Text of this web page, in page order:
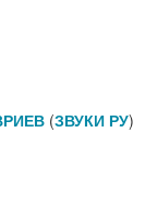
(ЗВУКИ РУ)